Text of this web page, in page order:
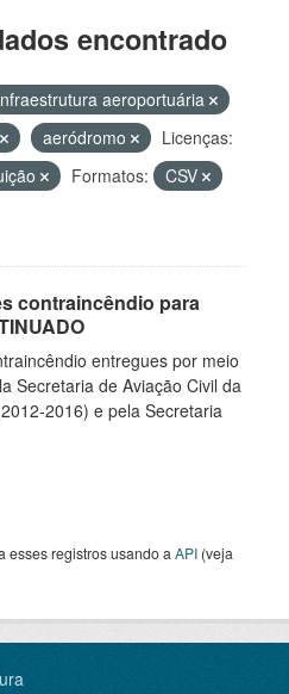
encontrado
aeroportuária
aeródromo
Licenças:
Formatos:
CSV
contraincêndio para
entregues por meio
Secretaria de Aviação Civil da
2016) e pela Secretaria
esses registros usando a API (veja